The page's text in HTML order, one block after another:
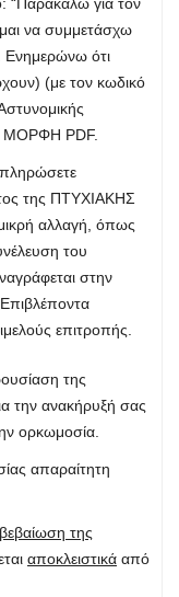
“Παρακαλώ για τον
να συμμετάσχω
ότι
(με τον κωδικό
ΜΟΡΦΗ PDF.
της ΠΤΥΧΙΑΚΗΣ
αλλαγή, όπως
του
στην
επιτροπής.
της
την ανακήρυξή σας
ορκωμοσία.
απαραίτητη
της
αποκλειστικά από